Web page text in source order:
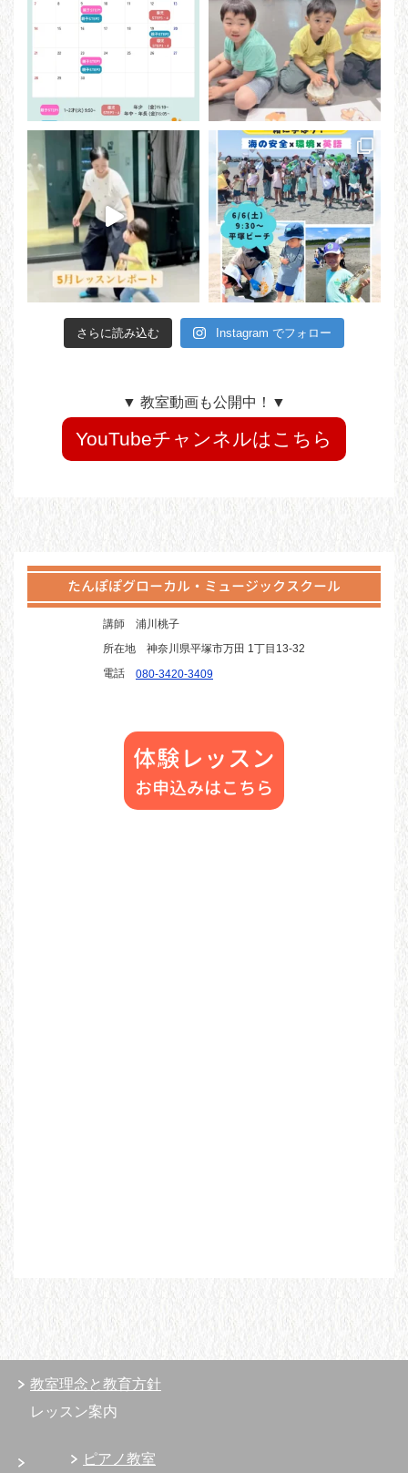
さらに読み込む Instagram でフォロー
▼ 教室動画も公開中！▼
YouTubeチャンネルはこちら
たんぽぽグローカル・ミュージックスクール
講師
浦川桃子
所在地
神奈川県平塚市万田 1丁目13-32
電話
080-3420-3409
体験レッスン
お申込みはこちら
教室理念と教育方針
レッスン案内
ピアノ教室